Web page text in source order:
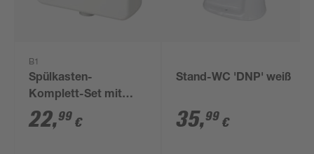
B1
Spülkasten-
Komplett-Set mit
Stopp-Funktion weiß
22,99 €
Stand-WC 'DNP' weiß
35,99 €